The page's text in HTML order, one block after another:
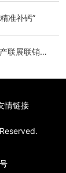
准补钙”
联展联销活
情链接